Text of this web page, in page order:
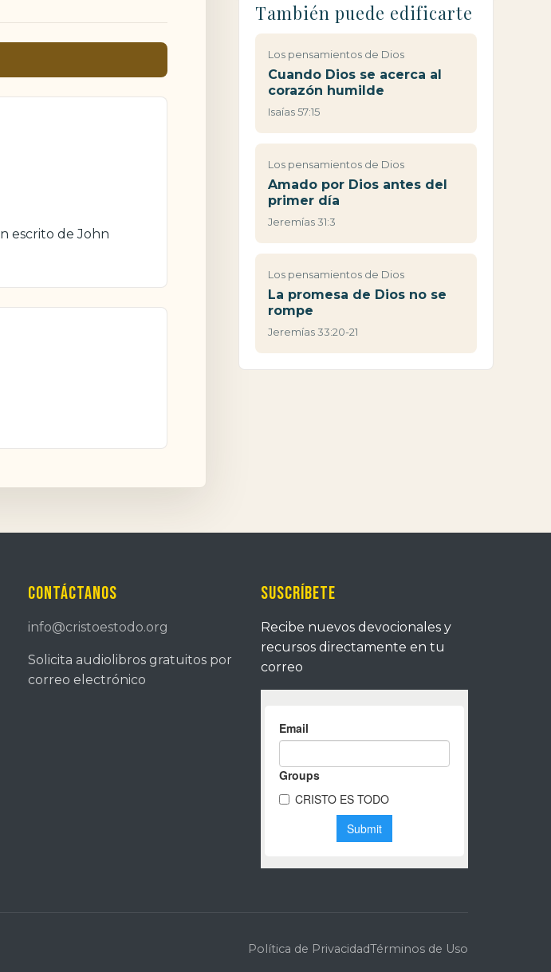
escrito de John
También puede edificarte
Los pensamientos de Dios
Cuando Dios se acerca al
corazón humilde
Isaías 57:15
Los pensamientos de Dios
Amado por Dios antes del
primer día
Jeremías 31:3
Los pensamientos de Dios
La promesa de Dios no se
rompe
Jeremías 33:20-21
Contáctanos
info@cristoestodo.org
Solicita audiolibros gratuitos por
correo electrónico
Suscríbete
Recibe nuevos devocionales y
recursos directamente en tu
correo
Política de PrivacidadTérminos de Uso